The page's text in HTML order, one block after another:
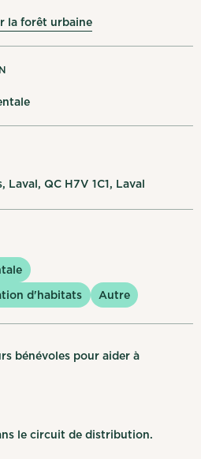
la forêt urbaine
Laval, QC H7V 1C1, Laval
d'habitats Autre
bénévoles pour aider à
le circuit de distribution.